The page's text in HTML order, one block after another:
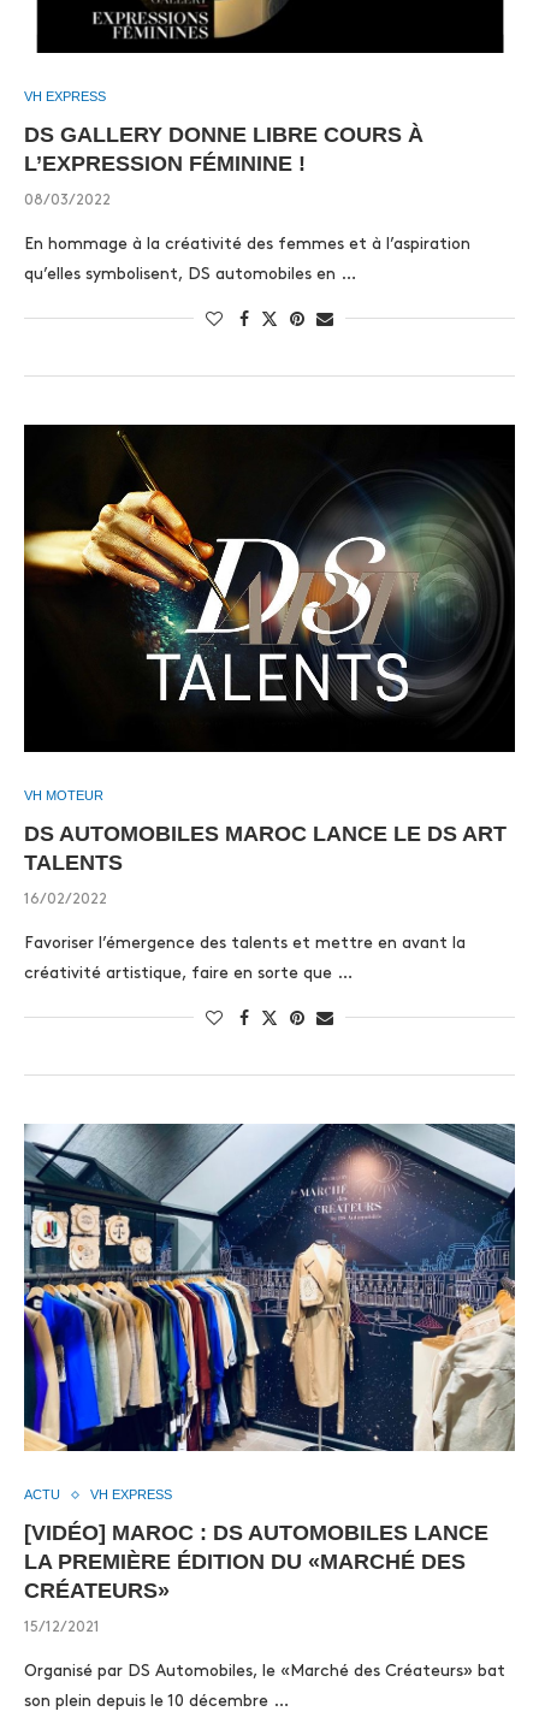
VH EXPRESS
DS GALLERY DONNE LIBRE COURS À
L’EXPRESSION FÉMININE !
08/03/2022
En hommage à la créativité des femmes et à l’aspiration
qu’elles symbolisent, DS automobiles en …
VH MOTEUR
DS AUTOMOBILES MAROC LANCE LE DS ART
TALENTS
16/02/2022
Favoriser l’émergence des talents et mettre en avant la
créativité artistique, faire en sorte que …
ACTU VH EXPRESS
[VIDÉO] MAROC : DS AUTOMOBILES LANCE
LA PREMIÈRE ÉDITION DU «MARCHÉ DES
CRÉATEURS»
15/12/2021
Organisé par DS Automobiles, le «Marché des Créateurs» bat
son plein depuis le 10 décembre …